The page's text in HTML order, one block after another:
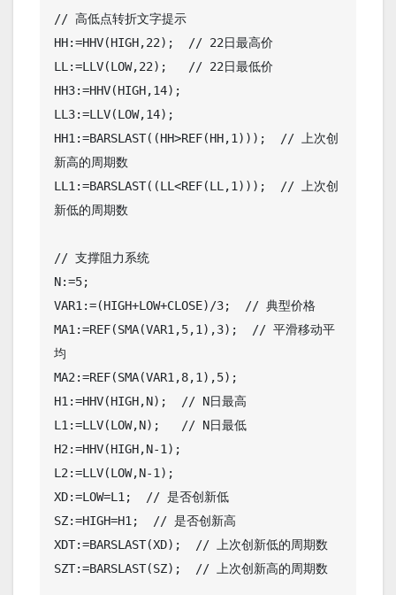
// 高低点转折文字提示
HH:=HHV(HIGH,22);  // 22日最高价
LL:=LLV(LOW,22);   // 22日最低价
HH3:=HHV(HIGH,14);
LL3:=LLV(LOW,14);
HH1:=BARSLAST((HH>REF(HH,1)));  // 上次创
新高的周期数
LL1:=BARSLAST((LL<REF(LL,1)));  // 上次创
新低的周期数
// 支撑阻力系统
N:=5;
VAR1:=(HIGH+LOW+CLOSE)/3;  // 典型价格
MA1:=REF(SMA(VAR1,5,1),3);  // 平滑移动平
均
MA2:=REF(SMA(VAR1,8,1),5);
H1:=HHV(HIGH,N);  // N日最高
L1:=LLV(LOW,N);   // N日最低
H2:=HHV(HIGH,N-1);
L2:=LLV(LOW,N-1);
XD:=LOW=L1;  // 是否创新低
SZ:=HIGH=H1;  // 是否创新高
XDT:=BARSLAST(XD);  // 上次创新低的周期数
SZT:=BARSLAST(SZ);  // 上次创新高的周期数